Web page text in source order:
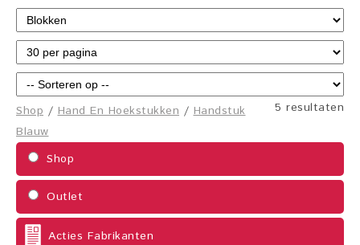
5 resultaten
Shop /Hand En Hoekstukken /Handstuk
Blauw
Shop
Outlet
Acties Fabrikanten